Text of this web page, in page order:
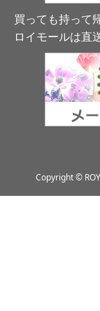
買っても持って
ロイモールは直
Copyright ©